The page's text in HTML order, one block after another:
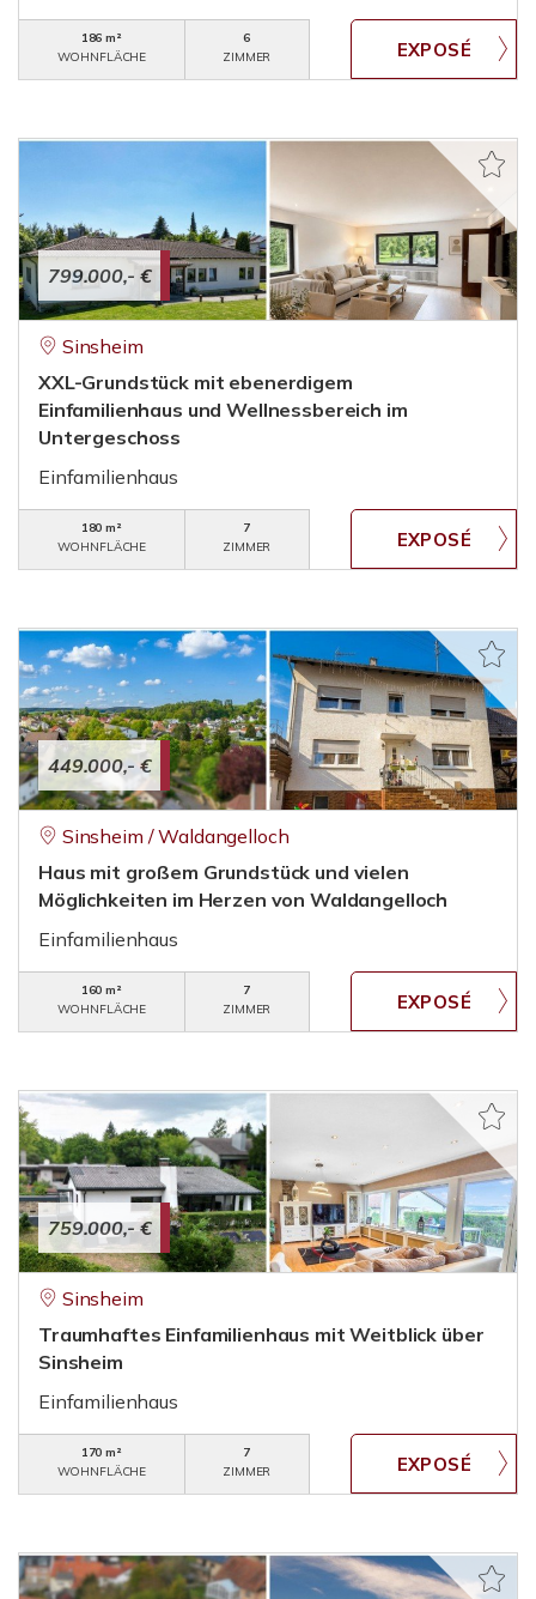
186 m²
WOHNFLÄCHE
6
ZIMMER
799.000,- €
Sinsheim
XXL-Grundstück mit ebenerdigem
Einfamilienhaus und Wellnessbereich im
Untergeschoss
Einfamilienhaus
180 m²
WOHNFLÄCHE
7
ZIMMER
449.000,- €
Sinsheim / Waldangelloch
Haus mit großem Grundstück und vielen
Möglichkeiten im Herzen von Waldangelloch
Einfamilienhaus
160 m²
WOHNFLÄCHE
7
ZIMMER
759.000,- €
Sinsheim
Traumhaftes Einfamilienhaus mit Weitblick über
Sinsheim
Einfamilienhaus
170 m²
WOHNFLÄCHE
7
ZIMMER